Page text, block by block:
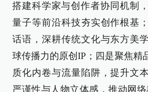
搭建科学家与创作者协同机制
量子等前沿科技夯实创作根基
话语，深耕传统文化与东方美
球传播力的原创IP；四是聚焦精
质化内卷与流量陷阱，提升文
严谨性与人物立体感，推动网